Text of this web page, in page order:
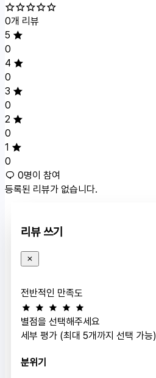
0개 리뷰
5
0
4
0
3
0
2
0
1
0
0명이 참여
등록된 리뷰가 없습니다.
리뷰 쓰기
전반적인 만족도
별점을 선택해주세요
세부 평가 (최대 5개까지 선택 가능)
분위기